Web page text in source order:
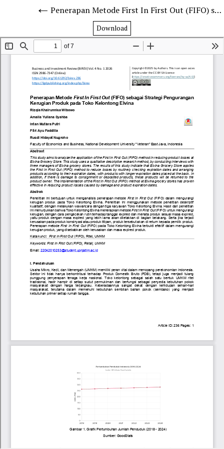
Penerapan Metode First In First Out (FIFO) sebagai Strategi Pengurangan Kerugian Produk pada Toko Kelontong Elvina
Download